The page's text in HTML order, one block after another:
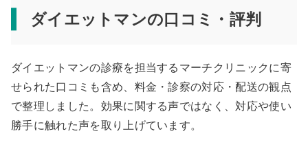
ダイエットマンの口コミ・評判
ダイエットマンの診療を担当するマーチクリニックに寄
せられた口コミも含め、料金・診察の対応・配送の観点
で整理しました。効果に関する声ではなく、対応や使い
勝手に触れた声を取り上げています。